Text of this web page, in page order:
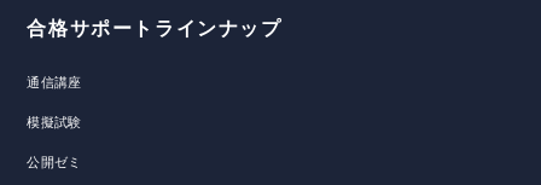
合格サポートラインナップ
通信講座
模擬試験
公開ゼミ